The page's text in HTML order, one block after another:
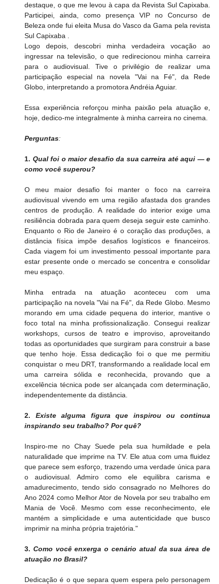
destaque, o que me levou à capa da Revista Sul Capixaba.
Participei, ainda, como presença VIP no Concurso de
Beleza onde fui eleita Musa do Vasco da Gama pela revista
Sul Capixaba .
Logo depois, descobri minha verdadeira vocação ao
ingressar na televisão, o que redirecionou minha carreira
para o audiovisual. Tive o privilégio de realizar uma
participação especial na novela "Vai na Fé", da Rede
Globo, interpretando a promotora Andréia Aguiar.
Essa experiência reforçou minha paixão pela atuação e,
hoje, dedico-me integralmente à minha carreira no cinema.
Perguntas:
1. Qual foi o maior desafio da sua carreira até aqui — e
como você superou?
O meu maior desafio foi manter o foco na carreira
audiovisual vivendo em uma região afastada dos grandes
centros de produção. A realidade do interior exige uma
resiliência dobrada para quem deseja seguir este caminho.
Enquanto o Rio de Janeiro é o coração das produções, a
distância física impõe desafios logísticos e financeiros.
Cada viagem foi um investimento pessoal importante para
estar presente onde o mercado se concentra e consolidar
meu espaço.
Minha entrada na atuação aconteceu com uma
participação na novela "Vai na Fé", da Rede Globo. Mesmo
morando em uma cidade pequena do interior, mantive o
foco total na minha profissionalização. Consegui realizar
workshops, cursos de teatro e improviso, aproveitando
todas as oportunidades que surgiram para construir a base
que tenho hoje. Essa dedicação foi o que me permitiu
conquistar o meu DRT, transformando a realidade local em
uma carreira sólida e reconhecida, provando que a
excelência técnica pode ser alcançada com determinação,
independentemente da distância.
2. Existe alguma figura que inspirou ou continua
inspirando seu trabalho? Por quê?
Inspiro-me no Chay Suede pela sua humildade e pela
naturalidade que imprime na TV. Ele atua com uma fluidez
que parece sem esforço, trazendo uma verdade única para
o audiovisual. Admiro como ele equilibra carisma e
amadurecimento, tendo sido consagrado no Melhores do
Ano 2024 como Melhor Ator de Novela por seu trabalho em
Mania de Você. Mesmo com esse reconhecimento, ele
mantém a simplicidade e uma autenticidade que busco
imprimir na minha própria trajetória."
3. Como você enxerga o cenário atual da sua área de
atuação no Brasil?
Dedicação é o que separa quem espera pelo personagem